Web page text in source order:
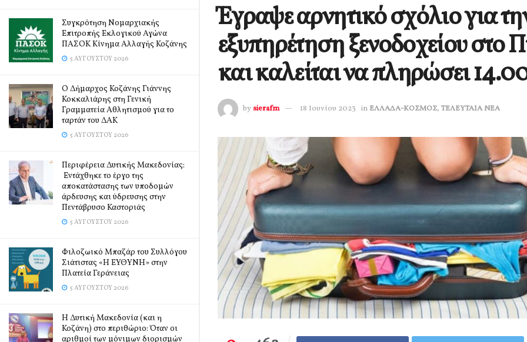
Συγκρότηση Νομαρχιακής
Επιτροπής Εκλογικού Αγώνα
ΠΑΣΟΚ Κίνημα Αλλαγής Κοζάνης
5 ΑΥΓΟΎΣΤΟΥ 2026
Ο Δήμαρχος Κοζάνης Γιάννης
Κοκκαλιάρης στη Γενική
Γραμματεία Αθλητισμού για το
ταρτάν του ΔΑΚ
5 ΑΥΓΟΎΣΤΟΥ 2026
Περιφέρεια Δυτικής Μακεδονίας:
Εντάχθηκε το έργο της
αποκατάστασης των υποδομών
άρδευσης και ύδρευσης στην
Πεντάβρυσο Καστοριάς
5 ΑΥΓΟΎΣΤΟΥ 2026
Φιλοζωικό Μπαζάρ του Συλλόγου
Σιάτιστας «Η ΕΥΘΥΝΗ» στην
Πλατεία Γεράνειας
5 ΑΥΓΟΎΣΤΟΥ 2026
Η Δυτική Μακεδονία (και η
Κοζάνη) στο περιθώριο: Όταν οι
αριθμοί των μόνιμων διορισμών
Έγραψε αρνητικό σχόλιο για
εξυπηρέτηση ξενοδοχείου στο
και καλείται να πληρώσει
by sierafm 18 Ιουνίου 2023 in ΕΛΛΑΔΑ-ΚΟΣΜΟΣ, ΤΕΛΕΥΤΑΙΑ ΝΕΑ